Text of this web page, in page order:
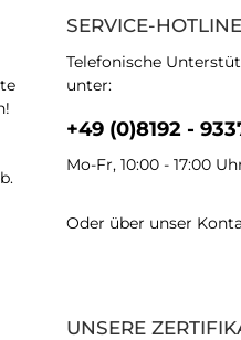
SERVICE-HOTLINE
Telefonische
unter:
+49 (0)8192 -
Mo-Fr, 10:00 - 17:00
Oder über unser
UNSERE